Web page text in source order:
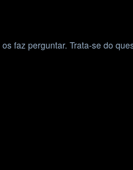
faz perguntar. Trata-se do